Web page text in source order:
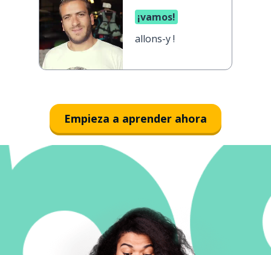
¡vamos!
allons-y !
Empieza a aprender ahora